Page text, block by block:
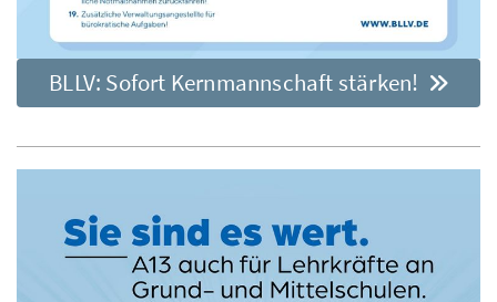
BLLV: Sofort Kernmannschaft stärken!